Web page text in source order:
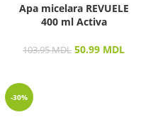
Apa micelara REVUELE
400 ml Activa
103.95MDL 50.99 MDL
-30%